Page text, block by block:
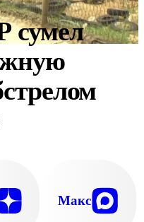
сумел
Макс